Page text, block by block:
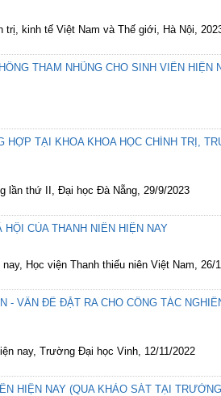
kinh tế Việt Nam và Thế giới, Hà Nội,
THAM NHŨNG CHO SINH VIÊN HIỆN
HỢP TẠI KHOA KHOA HỌC CHÍNH TRỊ,
lần thứ II, Đại học Đà Nẵng, 29/9/2023
CỦA THANH NIÊN HIỆN NAY
Học viện Thanh thiếu niên Việt Nam, 26/
- VẤN ĐỀ ĐẶT RA CHO CÔNG TÁC
nay, Trường Đại học Vinh, 12/11/2022
HIỆN NAY (QUA KHẢO SÁT TẠI